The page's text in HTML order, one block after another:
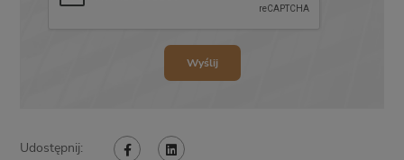
Udostępnij: